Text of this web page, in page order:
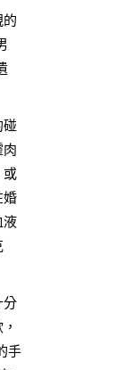
的
碰
肉
或
婚
液
分
手